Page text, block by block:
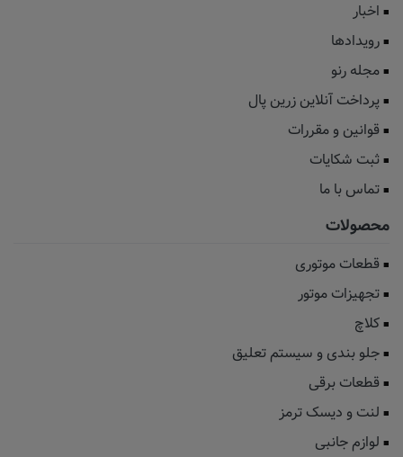
اخبار
رویدادها
مجله رنو
پرداخت آنلاین زرین پال
قوانین و مقررات
ثبت شکایات
تماس با ما
محصولات
قطعات موتوری
تجهیزات موتور
کلاچ
جلو بندی و سیستم تعلیق
قطعات برقی
لنت و دیسک ترمز
لوازم جانبی